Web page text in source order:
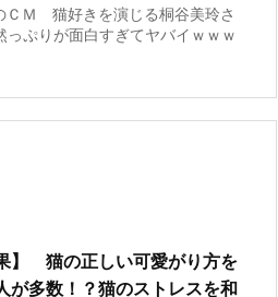
ＣＭ 猫好きを演じる桐谷美玲さ
っぷりが面白すぎてヤバイｗｗｗ
】 猫の正しい可愛がり方を
が多数！？猫のストレスを和